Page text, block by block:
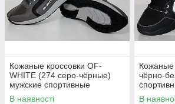
Кожаные кроссовки OF-
WHITE (274 серо-чёрные)
мужские спортивные
кроссовки шкіряні чоловічі
В наявності
Кожаные
чёрно-
шкіряні
В